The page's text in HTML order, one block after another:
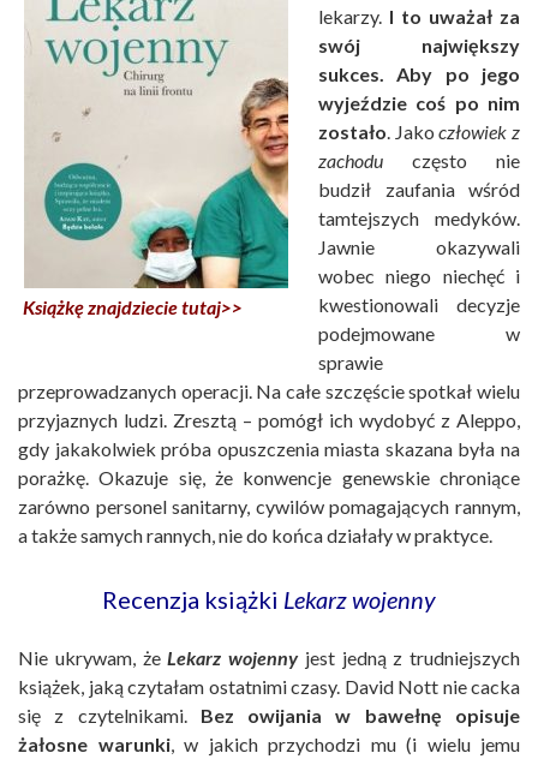
Książkę znajdziecie tutaj>>
lekarzy. I to uważał za
swój największy
sukces. Aby po jego
wyjeździe coś po nim
zostało. Jakoczłowiek z
zachodu często nie
budził zaufania wśród
tamtejszych medyków.
Jawnie okazywali
wobec niego niechęć i
kwestionowali decyzje
podejmowane w
sprawie
przeprowadzanych operacji. Na całe szczęście spotkał wielu
przyjaznych ludzi. Zresztą – pomógł ich wydobyć z Aleppo,
gdy jakakolwiek próba opuszczenia miasta skazana była na
porażkę. Okazuje się, że konwencje genewskie chroniące
zarówno personel sanitarny, cywilów pomagających rannym,
a także samych rannych, nie do końca działały w praktyce.
Recenzja książki Lekarz wojenny
Nie ukrywam, żeLekarz wojennyjest jedną z trudniejszych
książek, jaką czytałam ostatnimi czasy. David Nott nie cacka
się z czytelnikami. Bez owijania w bawełnę opisuje
żałosne warunki, w jakich przychodzi mu (i wielu jemu